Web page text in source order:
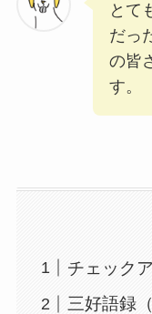
とて
だっ
の皆
す。
チェック
三好語録